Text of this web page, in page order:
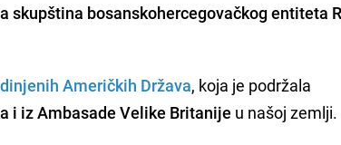
skupština bosanskohercegovačkog entiteta
Američkih Država, koja je podržala
i iz Ambasade Velike Britanije u našoj zemlji.